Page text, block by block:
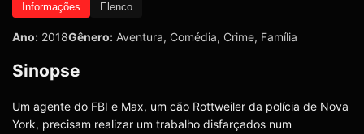
Informações Elenco
Ano: 2018Gênero: Aventura, Comédia, Crime, Família
Sinopse
Um agente do FBI e Max, um cão Rottweiler da polícia de Nova
York, precisam realizar um trabalho disfarçados num